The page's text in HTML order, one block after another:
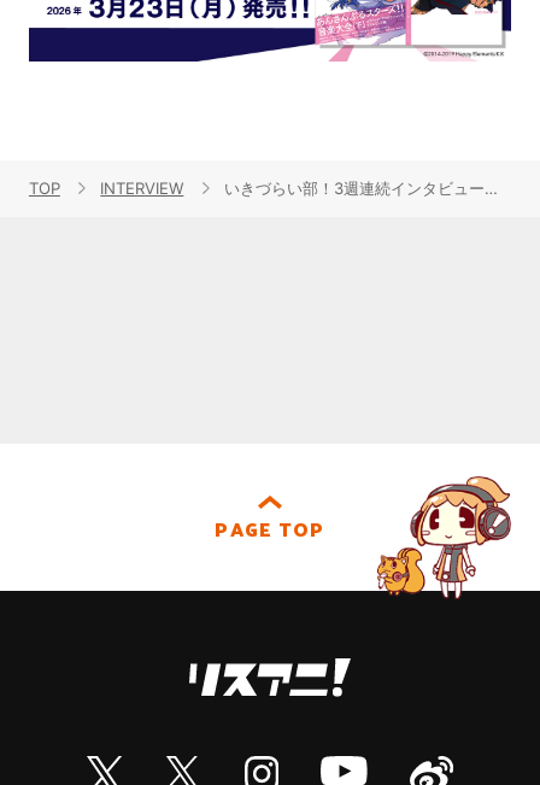
TOP INTERVIEW いきづらい部！3週連続インタビュー。福井サテライトの金澤奇跡役・坂野愛羽、調布のりこ役・瀬古梨愛、仙台サテライトの佐々木翔音役・涼ノ瀬葵音が2ndシングルについて語り尽くす！
PAGE TOP